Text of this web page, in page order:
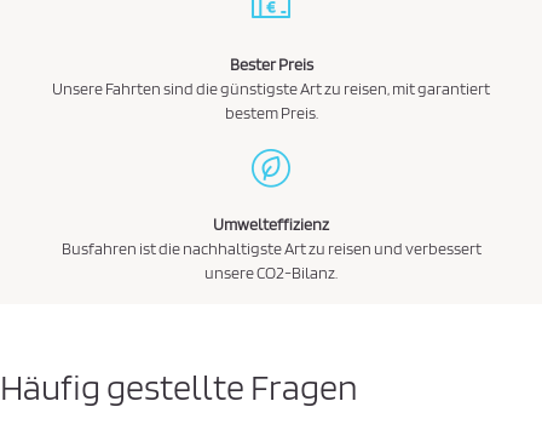
Bester Preis
Unsere Fahrten sind die günstigste Art zu reisen, mit garantiert
bestem Preis.
Umwelteffizienz
Busfahren ist die nachhaltigste Art zu reisen und verbessert
unsere CO2-Bilanz.
Häufig gestellte Fragen